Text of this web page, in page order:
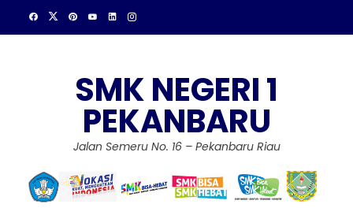
SMK NEGERI 1
PEKANBARU
Jalan Semeru No. 16 – Pekanbaru Riau